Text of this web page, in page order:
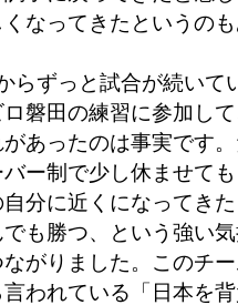
なってきたというの
らずっと試合が続いて
磐田の練習に参加し
あったのは事実です
ー制で少し休ませて
分に近くになってき
も勝つ、という強い
がりました。このチ
われている「日本を